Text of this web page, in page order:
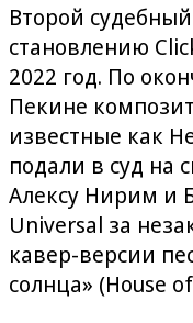
Второй
становлению
2022 год. По
Пекине
известные как
подали в суд на
Алексу Нирим и
Universal за
кавер-версии
солнца» (House